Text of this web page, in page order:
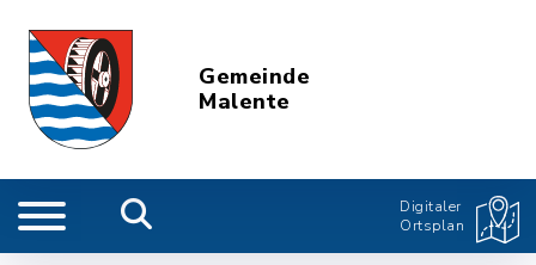
Gemeinde
Malente
Digitaler
Ortsplan